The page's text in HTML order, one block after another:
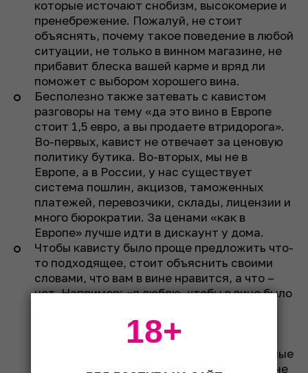
которые источают снобизм, высокомерие и
пренебрежение. Пожалуй, не стоит
объяснять, почему такое поведение в любой
ситуации, не только в винном магазине, не
прибавит блеска вашей карме и вряд ли
поможет с выбором хорошего вина.
Бесполезно также затевать с кавистом
разговоры на тему «да это вино в Европе
стоит 1,5 евро, а вы продаете втридорога».
Во-первых, кавист не отвечает за ценовую
политику бутика. Во-вторых, мы не в
Европе, а в России, у нас существует
система пошлин, акцизов, таможенных
платежей, перевозчики, склады, лицензии и
много бюрократии. За ценами «как в
Европе» лучше идти в дискаунт у дома.
Чтобы кависту было проще предложить что-
то подходящее, стоит объяснить своими
словами, что вам в вине нравится, а что –
нет. Например: «я люблю, чтобы в вине было
слишком кислым и вяжущим» или «люблю
легкие белые вина с яркими ароматами»,
«люблю легкие красные/люблю насыщенные
белые», «не люблю слишком ароматные/ не
18+